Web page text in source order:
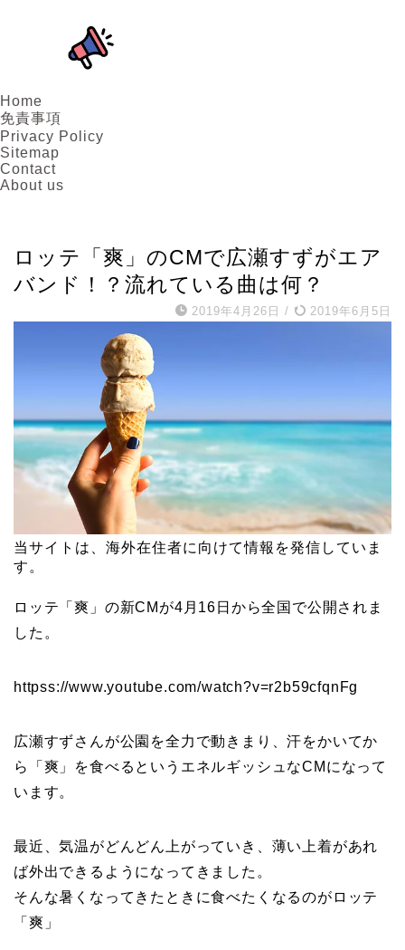
Home
免責事項
Privacy Policy
Sitemap
Contact
About us
ロッテ「爽」のCMで広瀬すずがエア
バンド！？流れている曲は何？
2019年4月26日 / 2019年6月5日
当サイトは、海外在住者に向けて情報を発信していま
す。
ロッテ「爽」の新CMが4月16日から全国で公開されま
した。
httpss://www.youtube.com/watch?v=r2b59cfqnFg
広瀬すずさんが公園を全力で動きまり、汗をかいてか
ら「爽」を食べるというエネルギッシュなCMになって
います。
最近、気温がどんどん上がっていき、薄い上着があれ
ば外出できるようになってきました。
そんな暑くなってきたときに食べたくなるのがロッテ
「爽」